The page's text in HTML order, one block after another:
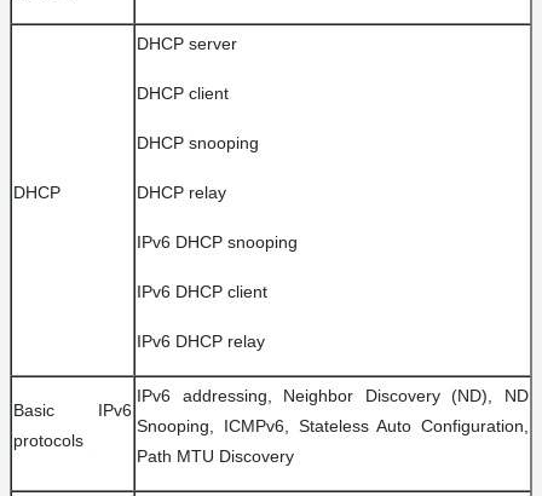
DHCP
DHCP server
DHCP client
DHCP snooping
DHCP relay
IPv6 DHCP snooping
IPv6 DHCP client
IPv6 DHCP relay
Basic IPv6
protocols
IPv6 addressing, Neighbor Discovery (ND), ND
Snooping, ICMPv6, Stateless Auto Configuration,
Path MTU Discovery